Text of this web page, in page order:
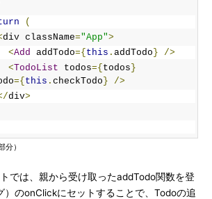
(
div className="App">
<Add addTodo={ this . addTodo }
/>
<TodoList todos={ todos }
={ this . checkTodo }
/>
div>
）
では、親から受け取ったaddTodo関数を登
）のonClickにセットすることで、Todoの追